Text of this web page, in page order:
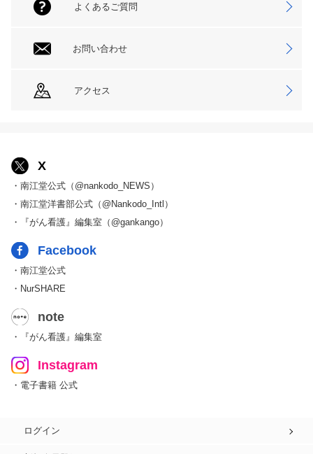
よくあるご質問
お問い合わせ
アクセス
X
・南江堂公式（@nankodo_NEWS）
・南江堂洋書部公式（@Nankodo_Intl）
・『がん看護』編集室（@gankango）
Facebook
・南江堂公式
・NurSHARE
note
・『がん看護』編集室
Instagram
・電子書籍 公式
ログイン